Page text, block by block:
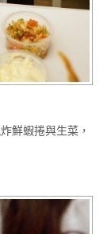
鮮蝦捲與生菜，